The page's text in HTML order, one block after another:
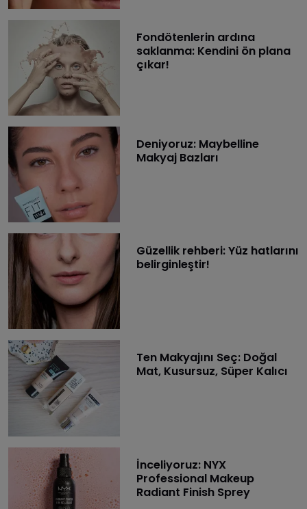
Fondötenlerin ardına
saklanma: Kendini ön plana
çıkar!
Deniyoruz: Maybelline
Makyaj Bazları
Güzellik rehberi: Yüz hatlarını
belirginleştir!
Ten Makyajını Seç: Doğal
Mat, Kusursuz, Süper Kalıcı
İnceliyoruz: NYX
Professional Makeup
Radiant Finish Sprey